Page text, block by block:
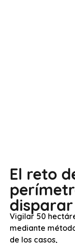
El reto
disparar
Vigilar 50
mediante
de los casos,